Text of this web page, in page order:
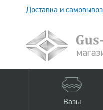
Доставка и самовывоз
Вазы